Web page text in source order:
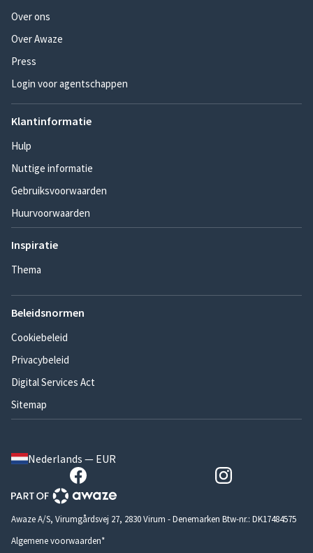
Over ons
Over Awaze
Press
Login voor agentschappen
Klantinformatie
Hulp
Nuttige informatie
Gebruiksvoorwaarden
Huurvoorwaarden
Inspiratie
Thema
Beleidsnormen
Cookiebeleid
Privacybeleid
Digital Services Act
Sitemap
Nederlands — EUR
Awaze A/S, Virumgårdsvej 27, 2830 Virum - Denemarken Btw-nr.: DK17484575
Algemene voorwaarden*